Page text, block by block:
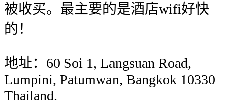
被收买。最主要的是酒店wifi好快
的！
地址：60 Soi 1, Langsuan Road,
Lumpini, Patumwan, Bangkok 10330
Thailand.